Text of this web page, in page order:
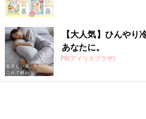
【大人気】ひんやり
あなたに。
PR(アイリスプラザ)